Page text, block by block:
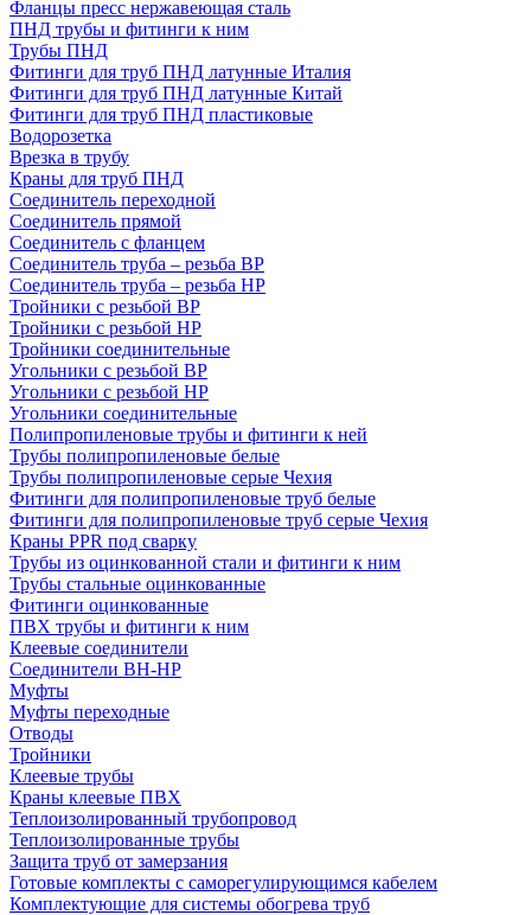
Фланцы пресс нержавеющая сталь
ПНД трубы и фитинги к ним
Трубы ПНД
Фитинги для труб ПНД латунные Италия
Фитинги для труб ПНД латунные Китай
Фитинги для труб ПНД пластиковые
Водорозетка
Врезка в трубу
Краны для труб ПНД
Соединитель переходной
Соединитель прямой
Соединитель с фланцем
Соединитель труба – резьба ВР
Соединитель труба – резьба НР
Тройники с резьбой ВР
Тройники с резьбой НР
Тройники соединительные
Угольники с резьбой ВР
Угольники с резьбой НР
Угольники соединительные
Полипропиленовые трубы и фитинги к ней
Трубы полипропиленовые белые
Трубы полипропиленовые серые Чехия
Фитинги для полипропиленовые труб белые
Фитинги для полипропиленовые труб серые Чехия
Краны PPR под сварку
Трубы из оцинкованной стали и фитинги к ним
Трубы стальные оцинкованные
Фитинги оцинкованные
ПВХ трубы и фитинги к ним
Клеевые соединители
Соединители ВН-НР
Муфты
Муфты переходные
Отводы
Тройники
Клеевые трубы
Краны клеевые ПВХ
Теплоизолированный трубопровод
Теплоизолированные трубы
Защита труб от замерзания
Готовые комплекты с саморегулирующимся кабелем
Комплектующие для системы обогрева труб